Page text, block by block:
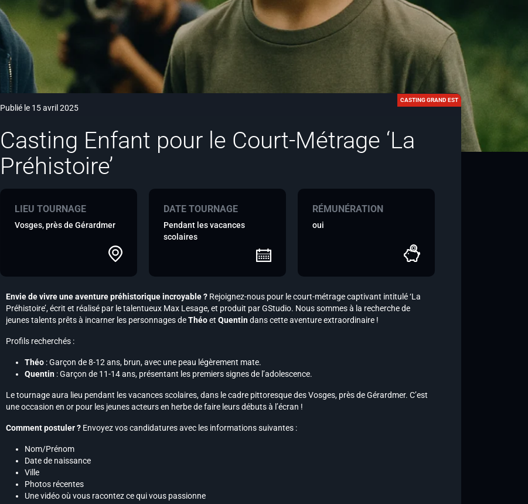
Publié le 15 avril 2025
CASTING GRAND EST
Casting Enfant pour le Court-Métrage ‘La
Préhistoire’
LIEU TOURNAGE
Vosges, près de Gérardmer
DATE TOURNAGE
Pendant les vacances
scolaires
RÉMUNÉRATION
oui
Envie de vivre une aventure préhistorique incroyable ? Rejoignez-nous pour le court-métrage captivant intitulé ‘La
Préhistoire’, écrit et réalisé par le talentueux Max Lesage, et produit par GStudio. Nous sommes à la recherche de
jeunes talents prêts à incarner les personnages deThéoet Quentindans cette aventure extraordinaire !
Profils recherchés :
Théo : Garçon de 8-12 ans, brun, avec une peau légèrement mate.
Quentin : Garçon de 11-14 ans, présentant les premiers signes de l’adolescence.
Le tournage aura lieu pendant les vacances scolaires, dans le cadre pittoresque des Vosges, près de Gérardmer. C’est
une occasion en or pour les jeunes acteurs en herbe de faire leurs débuts à l’écran !
Comment postuler ? Envoyez vos candidatures avec les informations suivantes :
Nom/Prénom
Date de naissance
Ville
Photos récentes
Une vidéo où vous racontez ce qui vous passionne